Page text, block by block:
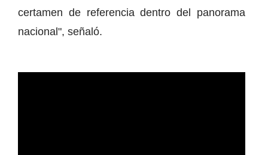
certamen de referencia dentro del panorama
nacional", señaló.